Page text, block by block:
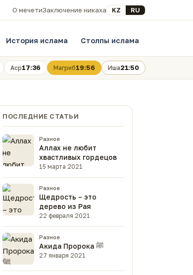
О мечетиЗаключение никахаВыберите язык
KZ RU
История ислама Столпы ислама
Аср17:36 Магриб19:56 Иша21:50
ПОСЛЕДНИЕ СТАТЬИ
Разное
Аллах не любит
хвастливых гордецов
15 марта 2021
Разное
Щедрость – это
дерево из Рая
22 февраля 2021
Разное
Акида Пророка ﷺ
27 января 2021